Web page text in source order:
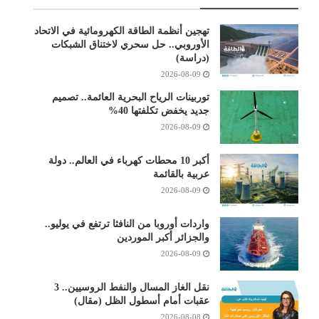
تهجين أنظمة الطاقة الكهرومائية في الاتحاد
الأوروبي.. حل سحري لاختناق الشبكات
(دراسة)
2026-08-09
توربينات الرياح البحرية العائمة.. تصميم
جديد يخفض تكلفتها 40%
2026-08-09
أكبر 10 محطات كهرباء في العالم.. دولة
عربية بالقائمة
2026-08-09
واردات أوروبا من النافثا ترتفع في يوليو..
والجزائر أكبر الموردين
2026-08-09
نقل الغاز المسال والنفط الروسيين.. 3
عقبات أمام أسطول الظل (مقال)
2026-08-08